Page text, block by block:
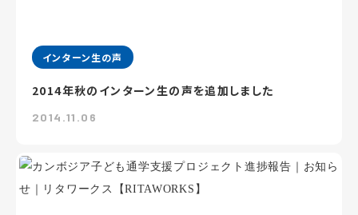
インターン生の声
2014年秋のインターン生の声を追加しました
2014.11.06